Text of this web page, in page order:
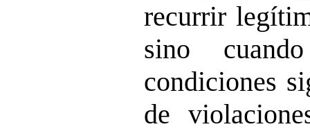
recurrir
sino
condiciones
de